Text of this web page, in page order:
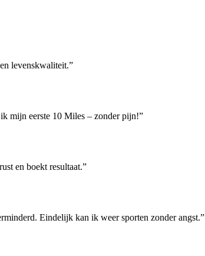
levenskwaliteit.”
mijn eerste 10 Miles – zonder pijn!”
en boekt resultaat.”
Eindelijk kan ik weer sporten zonder angst.”